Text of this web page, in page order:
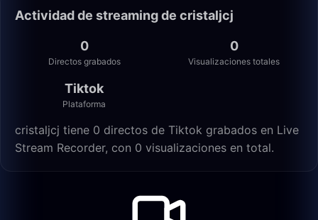
Actividad de streaming de cristaljcj
0
Directos grabados
0
Visualizaciones totales
Tiktok
Plataforma
cristaljcj tiene 0 directos de Tiktok grabados en Live
Stream Recorder, con 0 visualizaciones en total.